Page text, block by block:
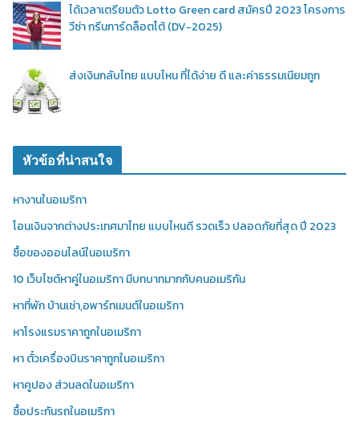
ได้เวลาเตรียมตัว Lotto Green card สมัครปี 2023 โครงการ
วีซ่า กรีนการ์ดล็อตโต้ (DV-2025)
ส่งเงินกลับไทย แบบไหน ที่ได้ง่าย ดี และค่าธรรมเนียมถูก
หัวข้อที่น่าสนใจ
หางานในอเมริกา
โอนเงินจากต่างประเทศมาไทย แบบไหนดี รวดเร็ว ปลอดภัยที่สุด ปี 2023
ซื้อของออนไลน์ในอเมริกา
10 เว็บไซต์หาคู่ในอเมริกา มีบทบาทมากกับคนอเมริกัน
หาที่พัก บ้านเช่า,อพาร์ทเมนต์ในอเมริกา
หาโรงแรมราคาถูกในอเมริกา
หา ตั๋วเครื่องบินราคาถูกในอเมริกา
หาคูปอง ส่วนลดในอเมริกา
ซื้อประกันรถในอเมริกา